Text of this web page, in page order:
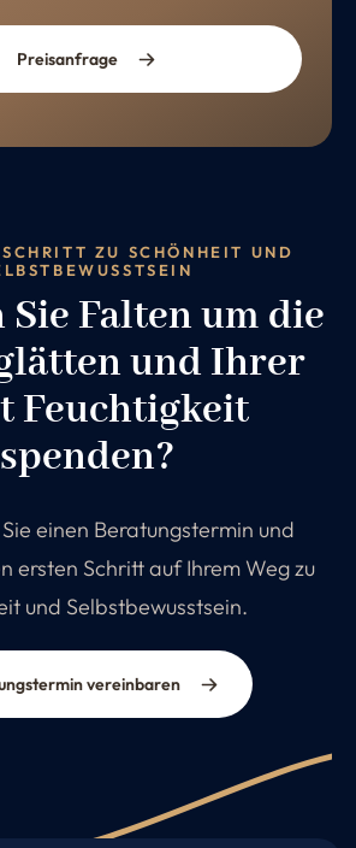
Preisanfrage
ZU SCHÖNHEIT UND
Falten um die
und Ihrer
Feuchtigkeit
spenden?
einen Beratungstermin und
ersten Schritt auf Ihrem Weg zu
und Selbstbewusstsein.
vereinbaren